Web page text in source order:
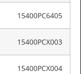
15400PC6405
15400PCX003
15400PCX004